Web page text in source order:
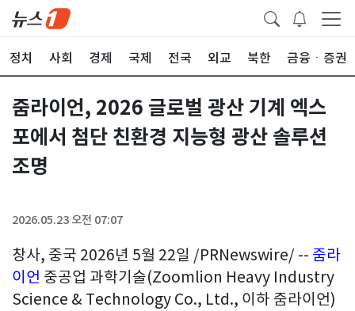
정치 사회 경제 국제 전국 외교 북한 금융ㆍ증권
줌라이언, 2026 글로벌 광산 기계 엑스
포에서 첨단 친환경 지능형 광산 솔루션
조명
2026.05.23 오전 07:07
창사, 중국 2026년 5월 22일 /PRNewswire/ -- 줌라
이언 중공업 과학기술(Zoomlion Heavy Industry
Science & Technology Co., Ltd., 이하 줌라이언)